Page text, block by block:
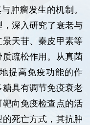
肿瘤发生的机制。
深入研究了衰老与
天苷、秦皮甲素等
疏松作用。从真菌
提高免疫功能的作
具有调节免疫衰老
向免疫检查点的活
死亡方式，其抗肿